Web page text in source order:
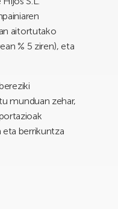
aitortutako
% 5 ziren), eta
munduan zehar,
berrikuntza